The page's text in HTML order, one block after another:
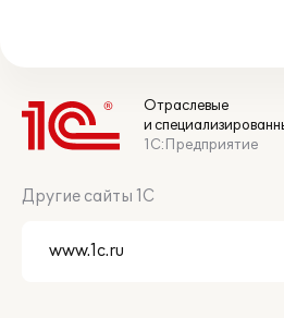
Отраслевые
и
1С:Предприятие
Другие сайты 1С